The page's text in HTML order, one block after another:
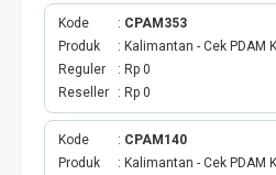
Kode
CPAM353
Produk
Kalimantan - Cek PDAM
Reguler
Rp 0
Reseller
Rp 0
Kode
CPAM140
Produk
Kalimantan - Cek PDAM